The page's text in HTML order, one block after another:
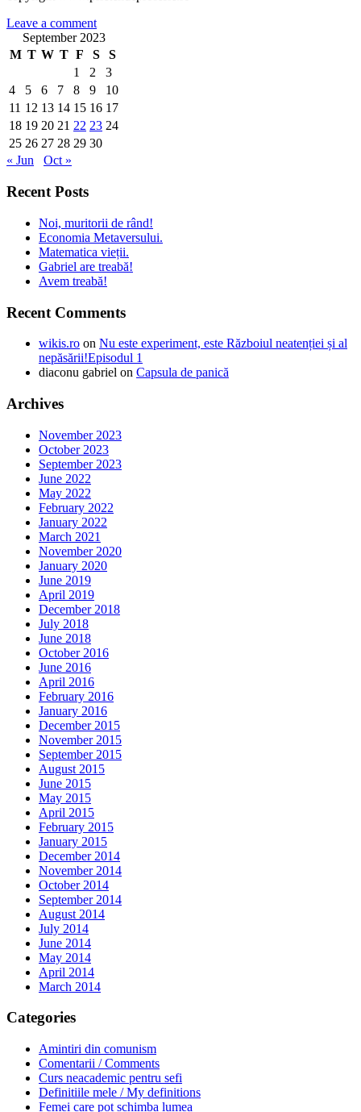
Leave a comment
September 2023
M T W T F S
S
1
2
3
4
5 6 7 8 9
10
11 12 13 14 15 16 17
18 19 20 21 22 23 24
25 26 27 28 29 30
« Jun
Oct »
Recent Posts
Noi, muritorii de rând!
Economia Metaversului.
Matematica vieții.
Gabriel are treabă!
Avem treabă!
Recent Comments
wikis.ro on Nu este experiment, este Războiul neatenției și al
nepăsării!Episodul 1
diaconu gabriel on Capsula de panică
Archives
November 2023
October 2023
September 2023
June 2022
May 2022
February 2022
January 2022
March 2021
November 2020
January 2020
June 2019
April 2019
December 2018
July 2018
June 2018
October 2016
June 2016
April 2016
February 2016
January 2016
December 2015
November 2015
September 2015
August 2015
June 2015
May 2015
April 2015
February 2015
January 2015
December 2014
November 2014
October 2014
September 2014
August 2014
July 2014
June 2014
May 2014
April 2014
March 2014
Categories
Amintiri din comunism
Comentarii / Comments
Curs neacademic pentru sefi
Definitiile mele / My definitions
Femei care pot schimba lumea